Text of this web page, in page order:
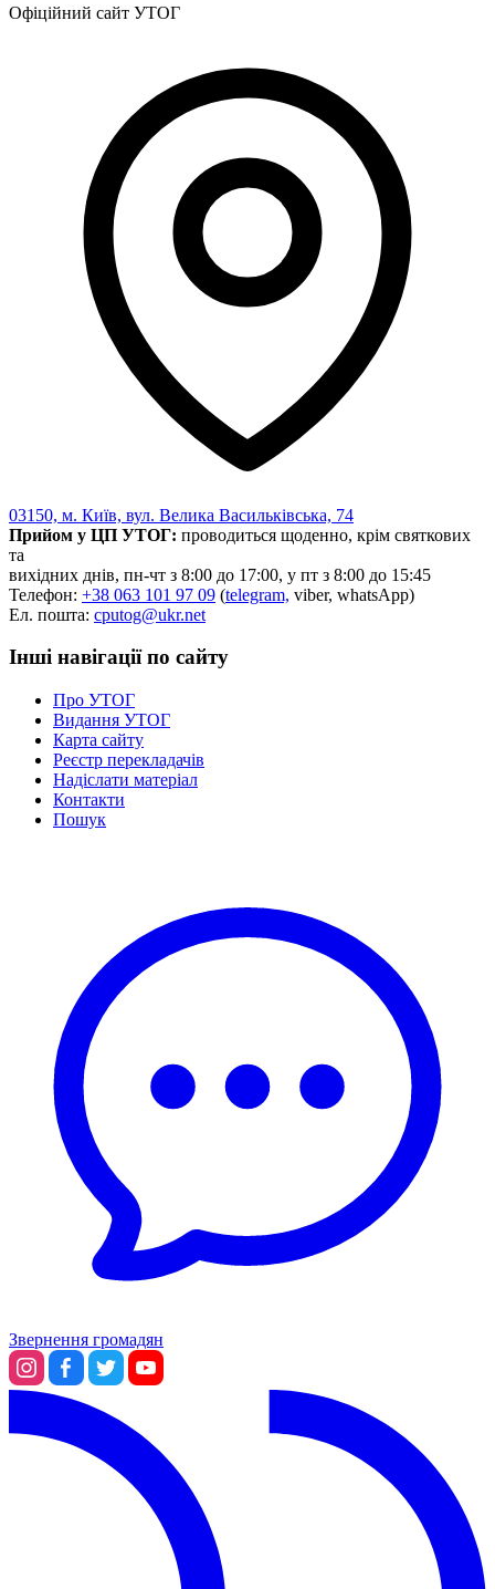
Офіційний сайт УТОГ
03150, м. Київ, вул. Велика Васильківська, 74
Прийом у ЦП УТОГ: проводиться щоденно, крім святкових
та
вихідних днів, пн-чт з 8:00 до 17:00, у пт з 8:00 до 15:45
Телефон: +38 063 101 97 09 (telegram, viber, whatsApp)
Ел. пошта: cputog@ukr.net
Інші навігації по сайту
Про УТОГ
Видання УТОГ
Карта сайту
Реєстр перекладачів
Надіслати матеріал
Контакти
Пошук
Звернення громадян